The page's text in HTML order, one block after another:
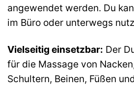
angewendet werden. Du
im Büro oder unterwegs
Vielseitig einsetzbar: Der
für die Massage von
Schultern, Beinen, Füßen